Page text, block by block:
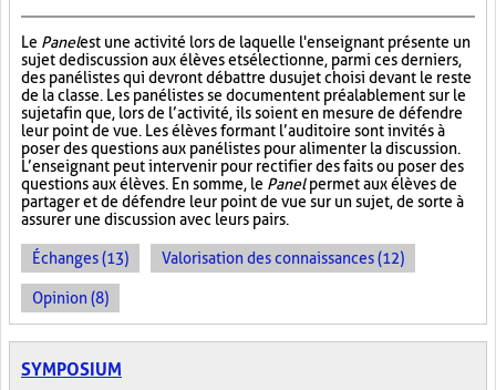
Le Panelest une activité lors de laquelle l'enseignant présente un
sujet de discussion aux élèves et sélectionne, parmi ces derniers,
des panélistes qui devront débattre du sujet choisi devant le reste
de la classe. Les panélistes se documentent préalablement sur le
sujet afin que, lors de l’activité, ils soient en mesure de défendre
leur point de vue. Les élèves formant l’auditoire sont invités à
poser des questions aux panélistes pour alimenter la discussion.
L’enseignant peut intervenir pour rectifier des faits ou poser des
questions aux élèves. En somme, le Panelpermet aux élèves de
partager et de défendre leur point de vue sur un sujet, de sorte à
assurer une discussion avec leurs pairs.
Échanges (13) Valorisation des connaissances (12)
Opinion (8)
SYMPOSIUM